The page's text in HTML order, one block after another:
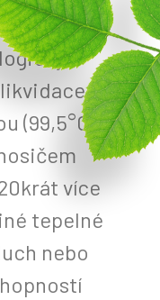
(99,5°C).
více
tepelné
nebo